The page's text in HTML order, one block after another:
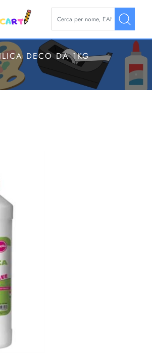
La modifica di un filtro
DECO DA 1KG